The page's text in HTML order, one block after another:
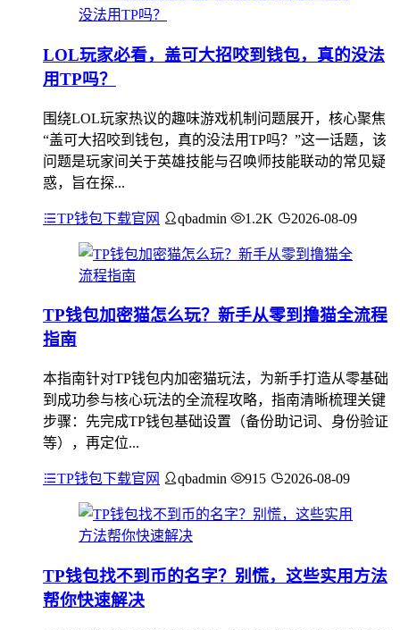
LOL玩家必看，盖可大招咬到钱包，真的没法
用TP吗？
围绕LOL玩家热议的趣味游戏机制问题展开，核心聚焦
“盖可大招咬到钱包，真的没法用TP吗？”这一话题，该
问题是玩家间关于英雄技能与召唤师技能联动的常见疑
惑，旨在探...
TP钱包下载官网 qbadmin 1.2K 2026-08-09
TP钱包加密猫怎么玩？新手从零到撸猫全流程
指南
本指南针对TP钱包内加密猫玩法，为新手打造从零基础
到成功参与核心玩法的全流程攻略，指南清晰梳理关键
步骤：先完成TP钱包基础设置（备份助记词、身份验证
等），再定位...
TP钱包下载官网 qbadmin 915 2026-08-09
TP钱包找不到币的名字？别慌，这些实用方法
帮你快速解决